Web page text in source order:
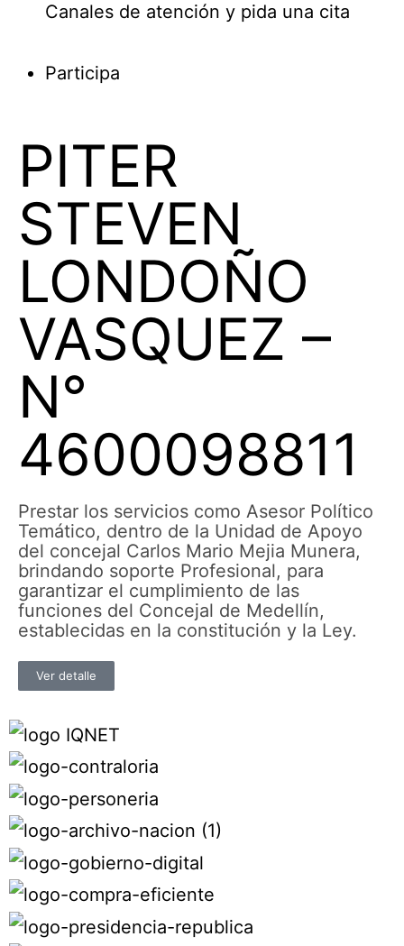
Canales de atención y pida una cita
Participa
PITER
STEVEN
LONDOÑO
VASQUEZ –
N°
4600098811
Prestar los servicios como Asesor Político
Temático, dentro de la Unidad de Apoyo
del concejal Carlos Mario Mejia Munera,
brindando soporte Profesional, para
garantizar el cumplimiento de las
funciones del Concejal de Medellín,
establecidas en la constitución y la Ley.
Ver detalle